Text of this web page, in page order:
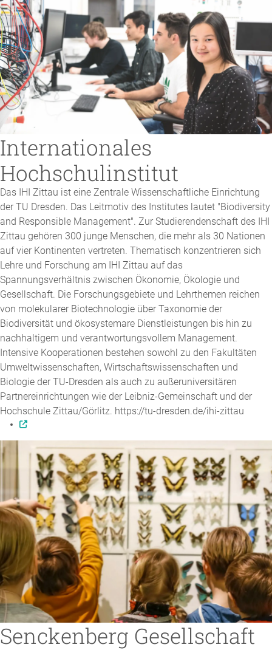
Internationales
Hochschulinstitut
Das IHI Zittau ist eine Zentrale Wissenschaftliche Einrichtung
der TU Dresden. Das Leitmotiv des Institutes lautet "Biodiversity
and Responsible Management". Zur Studierendenschaft des IHI
Zittau gehören 300 junge Menschen, die mehr als 30 Nationen
auf vier Kontinenten vertreten. Thematisch konzentrieren sich
Lehre und Forschung am IHI Zittau auf das
Spannungsverhältnis zwischen Ökonomie, Ökologie und
Gesellschaft. Die Forschungsgebiete und Lehrthemen reichen
von molekularer Biotechnologie über Taxonomie der
Biodiversität und ökosystemare Dienstleistungen bis hin zu
nachhaltigem und verantwortungsvollem Management.
Intensive Kooperationen bestehen sowohl zu den Fakultäten
Umweltwissenschaften, Wirtschaftswissenschaften und
Biologie der TU-Dresden als auch zu außeruniversitären
Partnereinrichtungen wie der Leibniz-Gemeinschaft und der
Hochschule Zittau/Görlitz. https://tu-dresden.de/ihi-zittau
Senckenberg Gesellschaft